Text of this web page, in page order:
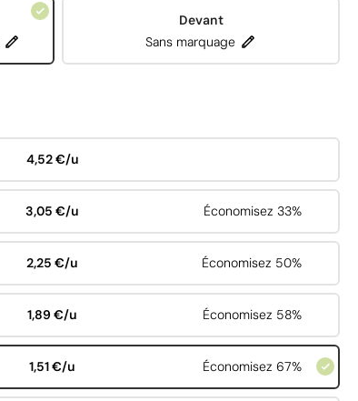
Devant
Sans marquage
4,52 €/u
3,05 €/u Économisez 33%
2,25 €/u Économisez 50%
1,89 €/u Économisez 58%
1,51 €/u Économisez 67%